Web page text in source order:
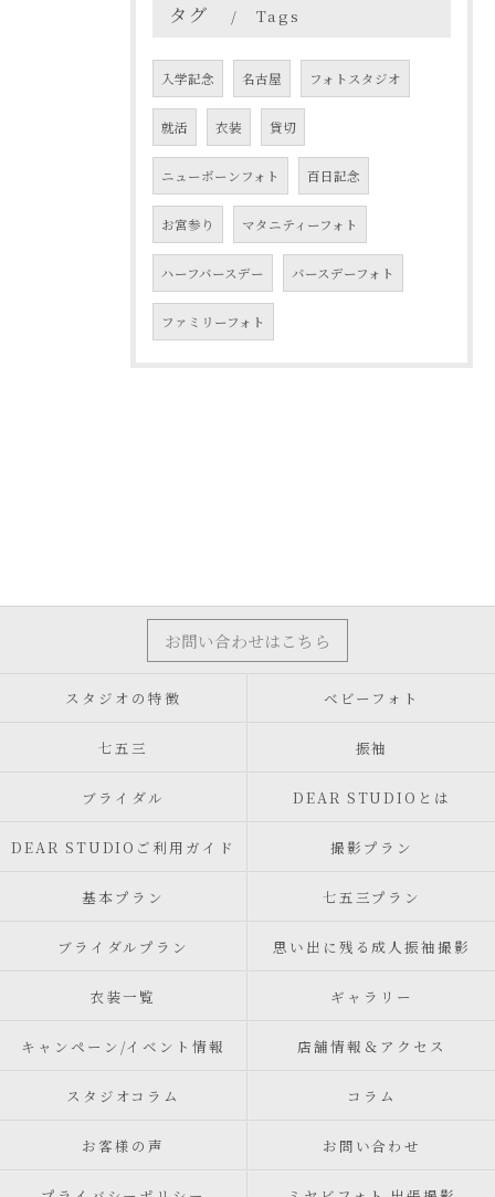
タグ Tags
入学記念 名古屋 フォトスタジオ
就活 衣装 貸切
ニューボーンフォト 百日記念
お宮参り マタニティーフォト
ハーフバースデー バースデーフォト
ファミリーフォト
お問い合わせはこちら
スタジオの特徴 ベビーフォト
七五三 振袖
ブライダル DEAR STUDIOとは
DEAR STUDIOご利用ガイド 撮影プラン
基本プラン 七五三プラン
ブライダルプラン 思い出に残る成人振袖撮影
衣装一覧 ギャラリー
キャンペーン/イベント情報 店舗情報＆アクセス
スタジオコラム コラム
お客様の声 お問い合わせ